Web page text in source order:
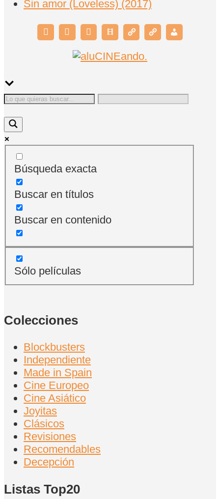
Sin amor (Loveless) (2017)
Búsqueda exacta
Buscar en títulos
Buscar en contenido
Sólo películas
Colecciones
Blockbusters
Independiente
Made in Spain
Cine Europeo
Cine Asiático
Joyitas
Clásicos
Revisiones
Recomendables
Decepción
Listas Top20